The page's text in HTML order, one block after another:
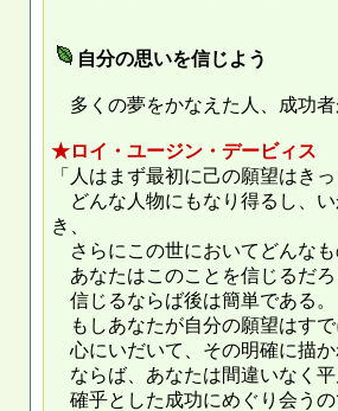
自分の思いを信じよう
多くの夢をかなえた人、成功
★ロイ・ユージン・デービィス
「人はまず最初に己の願望はき
どんな人物にもなり得るし、
き、
さらにこの世においてどんな
あなたはこのことを信じるだ
信じるならば後は簡単である。
もしあなたが自分の願望はす
心にいだいて、その明確に描
ならば、あなたは間違いなく
確乎とした成功にめぐり会う